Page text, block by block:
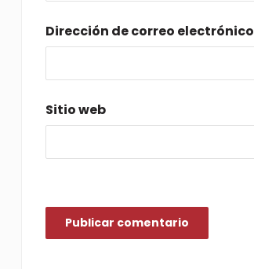
Dirección de correo electrónico
Sitio web